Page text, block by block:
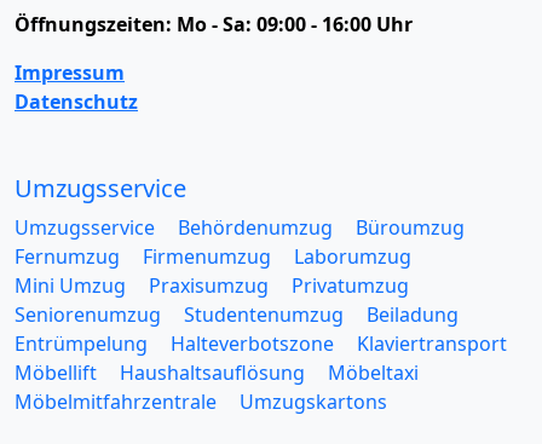
Öffnungszeiten: Mo - Sa: 09:00 - 16:00 Uhr
Impressum
Datenschutz
Umzugsservice
Umzugsservice Behördenumzug
Büroumzug
Fernumzug
Firmenumzug
Laborumzug
Mini Umzug
Praxisumzug
Privatumzug
Seniorenumzug
Studentenumzug
Beiladung
Entrümpelung
Halteverbotszone
Klaviertransport
Möbellift
Haushaltsauflösung
Möbeltaxi
Möbelmitfahrzentrale
Umzugskartons